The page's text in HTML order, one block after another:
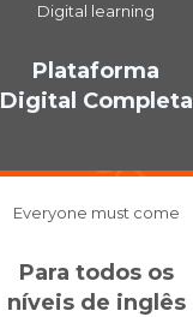
Digital learning
Plataforma
Digital Completa
Everyone must come
Para todos os
níveis de inglês